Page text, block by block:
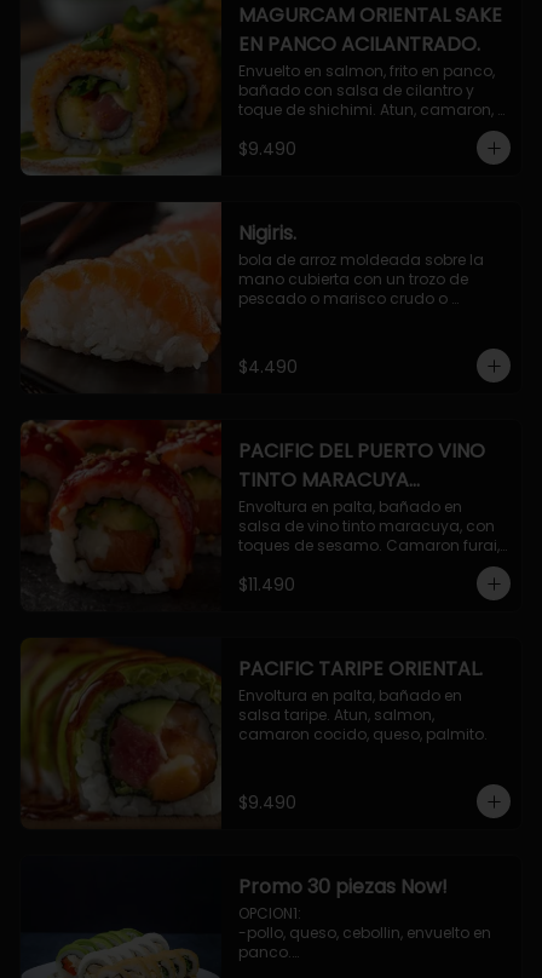
MAGURCAM ORIENTAL SAKE
EN PANCO ACILANTRADO.
Envuelto en salmon, frito en panco,
bañado con salsa de cilantro y
toque de shichimi. Atun, camaron,
$9.490
Nigiris.
bola de arroz moldeada sobre la
mano cubierta con un trozo de
pescado o marisco crudo o
$4.490
PACIFIC DEL PUERTO VINO
TINTO MARACUYA
ORIENTAL.
Envoltura en palta, bañado en
salsa de vino tinto maracuya, con
toques de sesamo. Camaron furai,
$11.490
PACIFIC TARIPE ORIENTAL.
Envoltura en palta, bañado en
salsa taripe. Atun, salmon,
camaron cocido, queso, palmito.
$9.490
Promo 30 piezas Now!
OPCION1:
-pollo, queso, cebollin, envuelto en
panco.